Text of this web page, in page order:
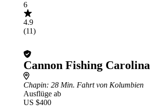
6
4.9
(11)
Cannon Fishing Carolina
Chapin: 28 Min. Fahrt von Kolumbien
Ausflüge ab
US $400